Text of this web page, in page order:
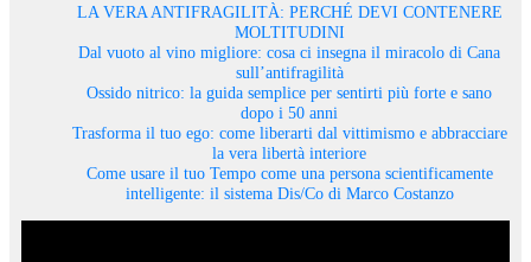
LA VERA ANTIFRAGILITÀ: PERCHÉ DEVI CONTENERE
MOLTITUDINI
Dal vuoto al vino migliore: cosa ci insegna il miracolo di Cana
sull’antifragilità
Ossido nitrico: la guida semplice per sentirti più forte e sano
dopo i 50 anni
Trasforma il tuo ego: come liberarti dal vittimismo e abbracciare
la vera libertà interiore
Come usare il tuo Tempo come una persona scientificamente
intelligente: il sistema Dis/Co di Marco Costanzo